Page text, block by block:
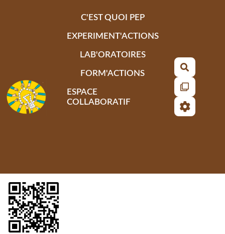
C'EST QUOI PEP
EXPERIMENT'ACTIONS
LAB'ORATOIRES
FORM'ACTIONS
ESPACE
COLLABORATIF